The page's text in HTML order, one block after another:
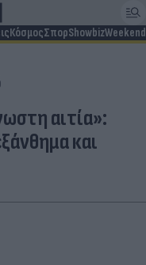
ΚόσμοςΣπορShowbizWeekend
αιτία»:
και